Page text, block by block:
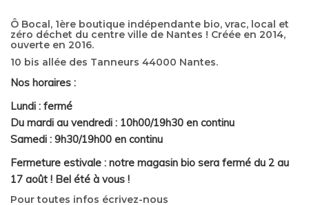
Ô Bocal, 1ère boutique indépendante bio, vrac, local et
zéro déchet du centre ville de Nantes ! Créée en 2014,
ouverte en 2016.
10 bis allée des Tanneurs 44000 Nantes.
Nos horaires :
Lundi : fermé
Du mardi au vendredi : 10h00/19h30 en continu
Samedi : 9h30/19h00 en continu
Fermeture estivale : notre magasin bio sera fermé du 2 au
17 août ! Bel été à vous !
Pour toutes infos écrivez-nous